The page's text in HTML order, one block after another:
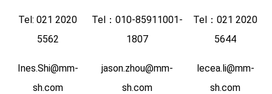
Tel: 021 2020
5562
Ines.Shi@mm-
sh.com
Tel：010-85911001-
1807
jason.zhou@mm-
sh.com
Tel：021 2020
5644
lecea.li@mm-
sh.com